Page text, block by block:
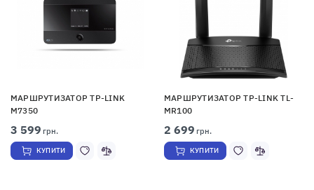
МАРШРУТИЗАТОР TP-LINK
M7350
3 599 грн.
КУПИТИ
МАРШРУТИЗАТОР TP-LINK TL-
MR100
2 699 грн.
КУПИТИ